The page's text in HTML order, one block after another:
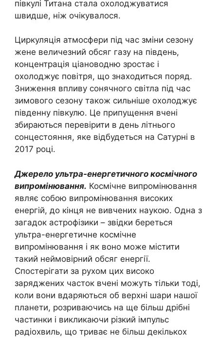
півкулі Титана стала охолоджуватися
швидше, ніж очікувалося.
Циркуляція атмосфери під час зміни сезону
жене величезний обсяг газу на південь,
концентрація ціановодню зростає і
охолоджує повітря, що знаходиться поряд.
Зниження впливу сонячного світла під час
зимового сезону також сильніше охолоджує
південну півкулю. Це припущення вчені
збираються перевірити в день літнього
сонцестояння, яке відбудеться на Сатурні в
2017 році.
Джерело ультра-енергетичного космічного
випромінювання. Космічне випромінювання
являє собою випромінювання високих
енергій, до кінця не вивчених наукою. Одна з
загадок астрофізики – звідки береться
ультра-енергетичне космічне
випромінювання і як воно може містити
такий неймовірний обсяг енергії.
Спостерігати за рухом цих високо
заряджених часток вчені можуть тільки тоді,
коли вони вдаряються об верхні шари нашої
планети, розриваючись на ще більш дрібні
частинки і викликаючи різкий імпульс
радіохвиль, що триває не більш декількох